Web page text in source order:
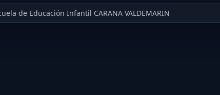
de Educación Infantil CARANA VALDEMARIN